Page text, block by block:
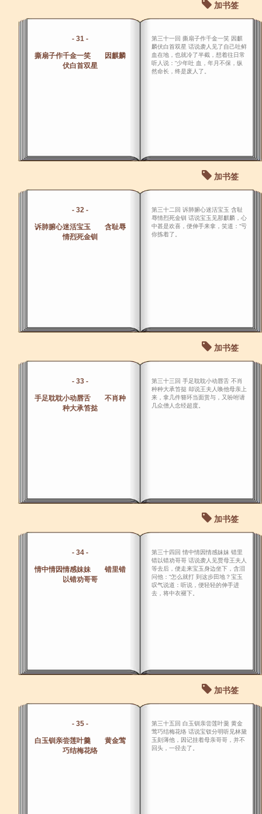
加书签
- 31 -
撕扇子作千金一笑 因麒麟
伏白首双星
第三十一回 撕扇子作千金一笑 因麒
麟伏白首双星 话说袭人见了自己吐鲜
血在地，也就冷了半截，想着往日常
听人说：“少年吐 血，年月不保，纵
然命长，终是废人了。
加书签
- 32 -
诉肺腑心迷活宝玉 含耻辱
情烈死金钏
第三十二回 诉肺腑心迷活宝玉 含耻
辱情烈死金钏 话说宝玉见那麒麟，心
中甚是欢喜，便伸手来拿，笑道：“亏
你拣着了。
加书签
- 33 -
手足耽耽小动唇舌 不肖种
种大承笞挞
第三十三回 手足耽耽小动唇舌 不肖
种种大承笞挞 却说王夫人唤他母亲上
来，拿几件簪环当面赏与，又吩咐请
几众僧人念经超度。
加书签
- 34 -
情中情因情感妹妹 错里错
以错劝哥哥
第三十四回 情中情因情感妹妹 错里
错以错劝哥哥 话说袭人见贾母王夫人
等去后，便走来宝玉身边坐下，含泪
问他：“怎么就打 到这步田地？宝玉
叹气说道：听说，便轻轻的伸手进
去，将中衣褪下。
加书签
- 35 -
白玉钏亲尝莲叶羹 黄金莺
巧结梅花络
第三十五回 白玉钏亲尝莲叶羹 黄金
莺巧结梅花络 话说宝钗分明听见林黛
玉刻薄他，因记挂着母亲哥哥，并不
回头，一径去了。